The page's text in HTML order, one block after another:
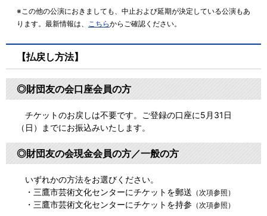
※この他の公演におきましても、中止および延期が決定している公演もあ
ります。最新情報は、
こちらからご確認ください。
【払戻し方法】
◎財団友の会口座会員の方
チケットのお戻しは不要です。ご登録の口座に5月31日
（日）までにお振込みいたします。
◎財団友の会現金会員の方／一般の方
いずれかの方法をお選びください。
・三鷹市芸術文化センターにチケットを郵送 （次項参照）
・三鷹市芸術文化センターにチケットを持参 （次項参照）